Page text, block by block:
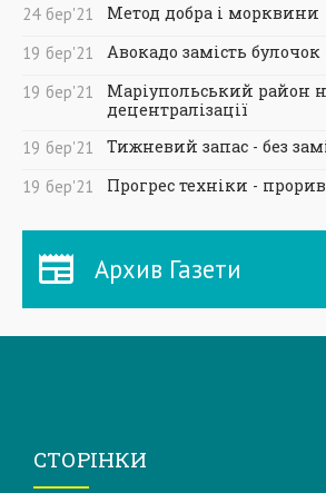
24 бер'21
Метод добра і морквини
19 бер'21
Авокадо замість булочок
19 бер'21
Маріупольський район
децентралізації
19 бер'21
Тижневий запас - без
19 бер'21 Прогрес техніки - прорив
Архив Газети
СТОРІНКИ